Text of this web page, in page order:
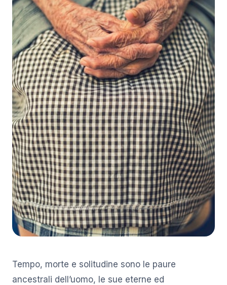
Tempo, morte e solitudine sono le paure
ancestrali dell’uomo, le sue eterne ed